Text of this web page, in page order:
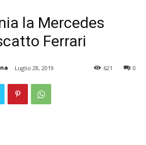
la Mercedes
Ferrari
Luglio 28, 2019 0
621